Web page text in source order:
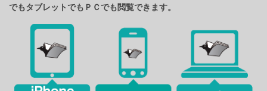
でもタブレットでもＰＣでも閲覧できます。